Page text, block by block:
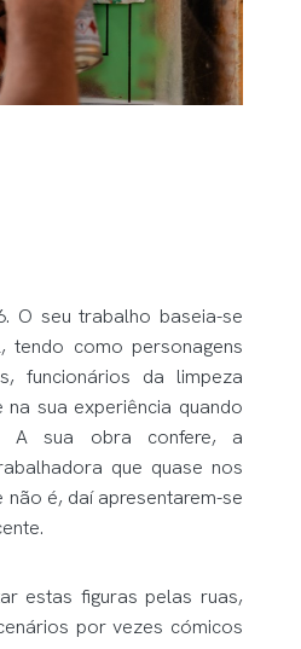
O seu trabalho baseia-se
tendo como personagens
funcionários da limpeza
na sua experiência quando
A sua obra confere, a
que quase nos
é, daí apresentarem-se
estas figuras pelas ruas,
por vezes cómicos